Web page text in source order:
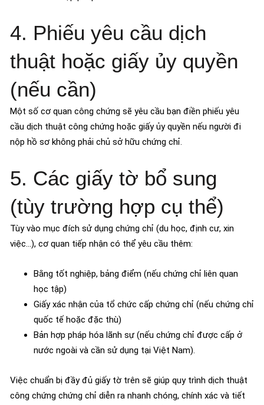
4. Phiếu yêu cầu dịch
thuật hoặc giấy ủy quyền
(nếu cần)
Một số cơ quan công chứng sẽ yêu cầu bạn điền phiếu yêu
cầu dịch thuật công chứng hoặc giấy ủy quyền nếu người đi
nộp hồ sơ không phải chủ sở hữu chứng chỉ.
5. Các giấy tờ bổ sung
(tùy trường hợp cụ thể)
Tùy vào mục đích sử dụng chứng chỉ (du học, định cư, xin
việc…), cơ quan tiếp nhận có thể yêu cầu thêm:
Bằng tốt nghiệp, bảng điểm (nếu chứng chỉ liên quan
học tập)
Giấy xác nhận của tổ chức cấp chứng chỉ (nếu chứng chỉ
quốc tế hoặc đặc thù)
Bản hợp pháp hóa lãnh sự (nếu chứng chỉ được cấp ở
nước ngoài và cần sử dụng tại Việt Nam).
Việc chuẩn bị đầy đủ giấy tờ trên sẽ giúp quy trình dịch thuật
công chứng chứng chỉ diễn ra nhanh chóng, chính xác và tiết